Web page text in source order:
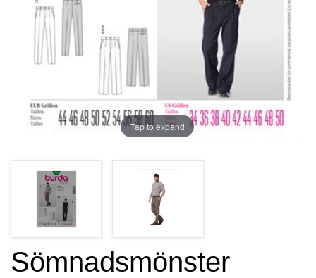
Tap to expand
Sömnadsmönster